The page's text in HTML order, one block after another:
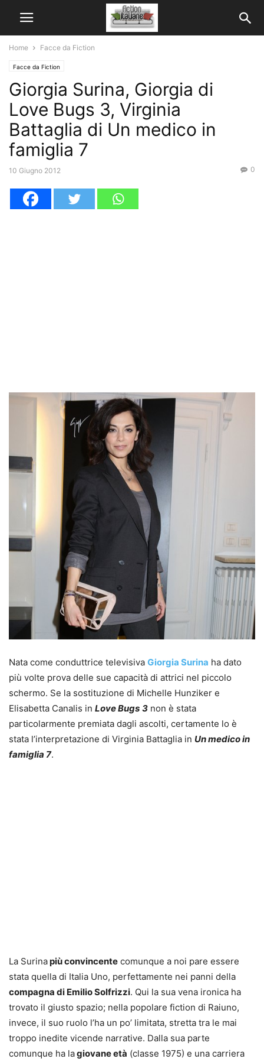
Home Facce da Fiction
Facce da Fiction
Giorgia Surina, Giorgia di
Love Bugs 3, Virginia
Battaglia di Un medico in
famiglia 7
10 Giugno 2012 0
Nata come conduttrice televisiva Giorgia Surina ha dato
più volte prova delle sue capacità di attrici nel piccolo
schermo. Se la sostituzione di Michelle Hunziker e
Elisabetta Canalis in Love Bugs 3 non è stata
particolarmente premiata dagli ascolti, certamente lo è
stata l’interpretazione di Virginia Battaglia in Un medico in
famiglia 7.
La Surinapiù convincente comunque a noi pare essere
stata quella di Italia Uno, perfettamente nei panni della
compagna di Emilio Solfrizzi. Qui la sua vena ironica ha
trovato il giusto spazio; nella popolare fiction di Raiuno,
invece, il suo ruolo l’ha un po’ limitata, stretta tra le mai
troppo inedite vicende narrative. Dalla sua parte
comunque ha lagiovane età (classe 1975) e una carriera